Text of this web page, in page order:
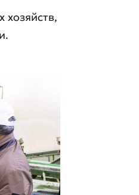
хозяйств,